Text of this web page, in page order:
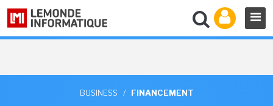
BUSINESS / FINANCEMENT